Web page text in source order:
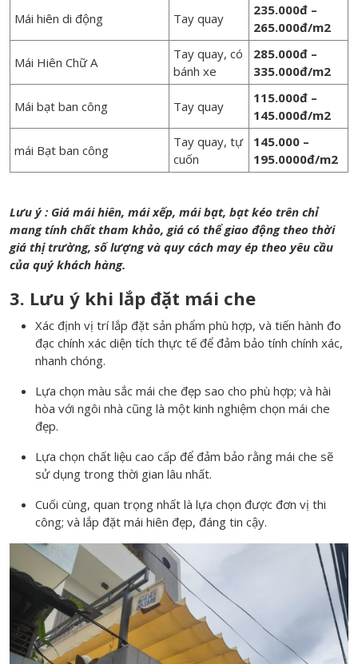
Mái hiên di động Tay quay
235.000đ –
265.000đ/m2
Mái Hiên Chữ A
Tay quay, có
bánh xe
285.000đ –
335.000đ/m2
Mái bạt ban công Tay quay
115.000đ –
145.000đ/m2
mái Bạt ban công
Tay quay, tự
cuốn
145.000 –
195.0000đ/m2
Lưu ý : Giá mái hiên, mái xếp, mái bạt, bạt kéo trên chỉ
mang tính chất tham khảo, giá có thể giao động theo thời
giá thị trường, số lượng và quy cách may ép theo yêu cầu
của quý khách hàng.
3. Lưu ý khi lắp đặt mái che
Xác định vị trí lắp đặt sản phẩm phù hợp, và tiến hành đo
đạc chính xác diện tích thực tế để đảm bảo tính chính xác,
nhanh chóng.
Lựa chọn màu sắc mái che đẹp sao cho phù hợp; và hài
hòa với ngôi nhà cũng là một kinh nghiệm chọn mái che
đẹp.
Lựa chọn chất liệu cao cấp để đảm bảo rằng mái che sẽ
sử dụng trong thời gian lâu nhất.
Cuối cùng, quan trọng nhất là lựa chọn được đơn vị thi
công; và lắp đặt mái hiên đẹp, đáng tin cậy.